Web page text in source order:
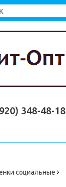
348-48-18
социальные